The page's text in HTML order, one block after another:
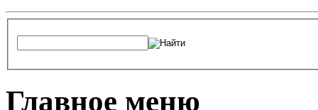
Главное меню